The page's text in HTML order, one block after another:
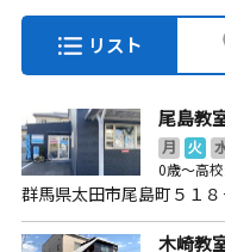
リスト
尾島教
月 火
0歳～高
群馬県太田市尾島町５１８
木崎教